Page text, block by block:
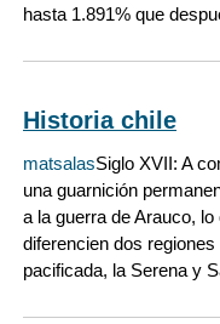
hasta 1.891% que
Historia chile
matsalasSiglo XVII: A
una guarnición
a la guerra de Arauco,
diferencien dos
pacificada, la Serena y